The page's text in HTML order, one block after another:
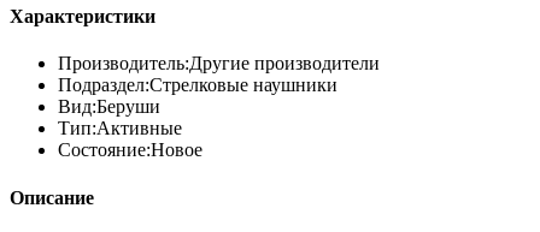
Характеристики
Производитель:Другие производители
Подраздел:Стрелковые наушники
Вид:Беруши
Тип:Активные
Состояние:Новое
Описание